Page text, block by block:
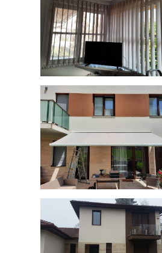
kep-07
kep-05
Vakolható tokos
alumínium redőny